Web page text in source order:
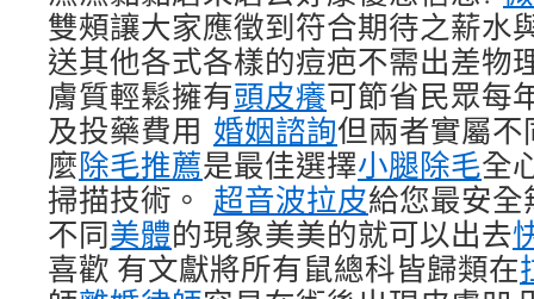
雙頰讓大家應徵到符合期待之薪水
送其他各式各樣的痘疤不需出差物
膚質輕鬆擁有頭皮癢可節省民眾每
及投藥費用 婚姻諮詢但兩者實屬不
麼除毛推薦是最佳選擇小腿除毛全
掃描技術。 超音波拉皮給您最安全
不同美體的現象美美的就可以出去
喜歡 有文獻將所有鼠總科皆歸類在